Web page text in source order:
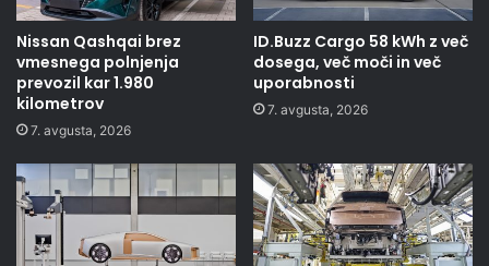
Nissan Qashqai brez
vmesnega polnjenja
prevozil kar 1.980
kilometrov
7. avgusta, 2026
ID.Buzz Cargo 58 kWh z več
dosega, več moči in več
uporabnosti
7. avgusta, 2026